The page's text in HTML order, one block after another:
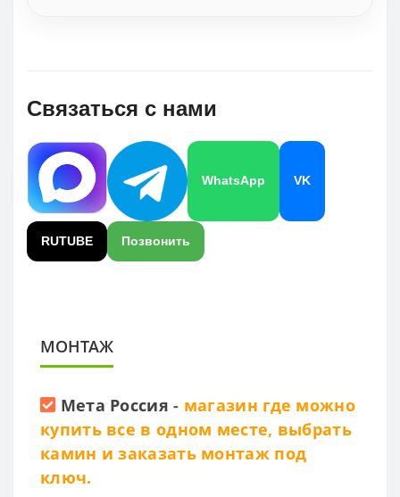
Связаться с нами
WhatsApp VK
RUTUBE Позвонить
МОНТАЖ
Мета Россия - магазин где можно
купить все в одном месте, выбрать
камин и заказать монтаж под
ключ.